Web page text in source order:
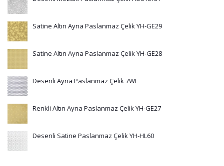
Satine Altın Ayna Paslanmaz Çelik YH-GE29
Satine Altın Ayna Paslanmaz Çelik YH-GE28
Desenli Ayna Paslanmaz Çelik 7WL
Renkli Altın Ayna Paslanmaz Çelik YH-GE27
Desenli Satine Paslanmaz Çelik YH-HL60